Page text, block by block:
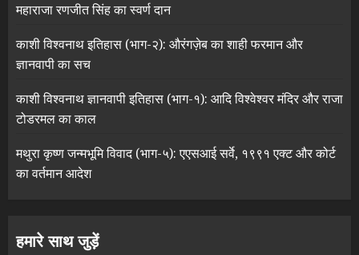
महाराजा रणजीत सिंह का स्वर्ण दान
काशी विश्वनाथ इतिहास (भाग-२): औरंगज़ेब का शाही फरमान और
ज्ञानवापी का सच
काशी विश्वनाथ ज्ञानवापी इतिहास (भाग-१): आदि विश्वेश्वर मंदिर और राजा
टोडरमल का काल
मथुरा कृष्ण जन्मभूमि विवाद (भाग-५): एएसआई सर्वे, १९९१ एक्ट और कोर्ट
का वर्तमान आदेश
हमारे साथ जुड़ें